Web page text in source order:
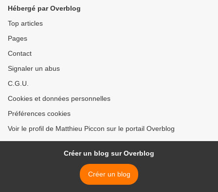
Hébergé par Overblog
Top articles
Pages
Contact
Signaler un abus
C.G.U.
Cookies et données personnelles
Préférences cookies
Voir le profil de Matthieu Piccon sur le portail Overblog
Créer un blog sur Overblog
Créer un blog